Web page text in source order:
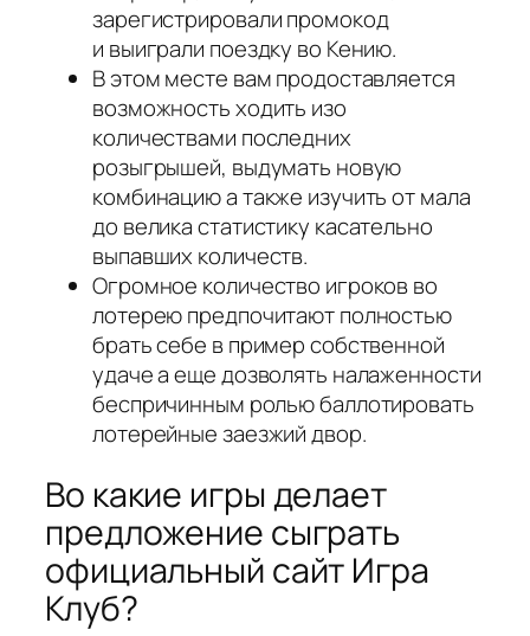
зарегистрировали промокод
и выиграли поездку во Кению.
В этом месте вам продоставляется
возможность ходить изо
количествами последних
розыгрышей, выдумать новую
комбинацию а также изучить от мала
до велика статистику касательно
выпавших количеств.
Огромное количество игроков во
лотерею предпочитают полностью
брать себе в пример собственной
удаче а еще дозволять налаженности
беспричинным ролью баллотировать
лотерейные заезжий двор.
Во какие игры делает
предложение сыграть
официальный сайт Игра
Клуб?